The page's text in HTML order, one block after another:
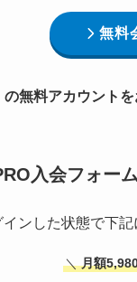
無料
無料アカウントを
入会フォー
ンした状態で下記
＼月額